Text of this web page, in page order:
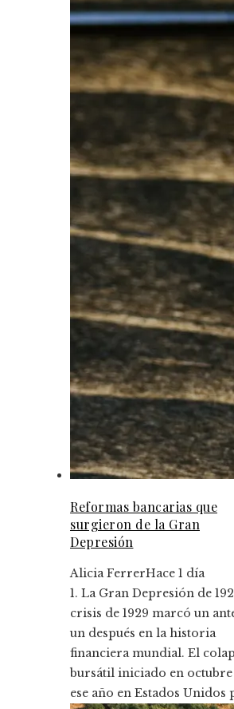
Reformas bancarias que
surgieron de la Gran
Depresión
Alicia FerrerHace 1 día
1. La Gran Depresión de
crisis de 1929 marcó un
un después en la historia
financiera mundial. El
bursátil iniciado en octubre
ese año en Estados Unidos